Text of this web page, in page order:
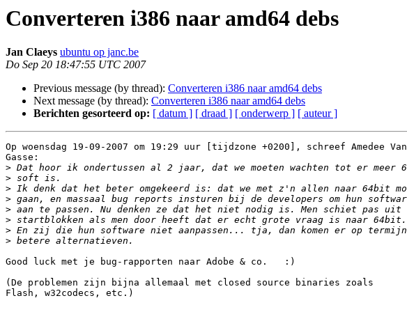
Converteren i386 naar amd64 debs
Jan Claeys ubuntu op janc.be
Do Sep 20 18:47:55 UTC 2007
Previous message (by thread): Converteren i386 naar amd64 debs
Next message (by thread): Converteren i386 naar amd64 debs
Berichten gesorteerd op: [ datum ] [ draad ] [ onderwerp ] [ auteur ]
Op woensdag 19-09-2007 om 19:29 uur [tijdzone +0200], schreef Amedee Van
Gasse:
>
>
>
>
>
>
>
>
Good luck met je bug-rapporten naar Adobe & co.   :)
(De problemen zijn bijna allemaal met closed source binaries zoals
Flash, w32codecs, etc.)